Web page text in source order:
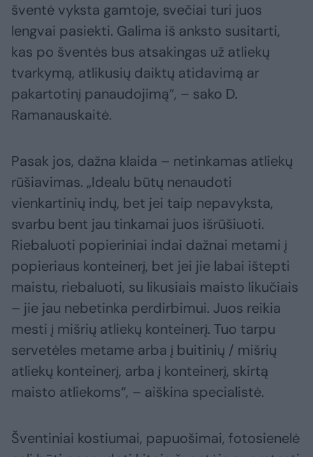
šventė vyksta gamtoje, svečiai turi juos
lengvai pasiekti. Galima iš anksto susitarti,
kas po šventės bus atsakingas už atliekų
tvarkymą, atlikusių daiktų atidavimą ar
pakartotinį panaudojimą“, – sako D.
Ramanauskaitė.
Pasak jos, dažna klaida – netinkamas atliekų
rūšiavimas. „Idealu būtų nenaudoti
vienkartinių indų, bet jei taip nepavyksta,
svarbu bent jau tinkamai juos išrūšiuoti.
Riebaluoti popieriniai indai dažnai metami į
popieriaus konteinerį, bet jei jie labai ištepti
maistu, riebaluoti, su likusiais maisto likučiais
– jie jau nebetinka perdirbimui. Juos reikia
mesti į mišrių atliekų konteinerį. Tuo tarpu
servetėles metame arba į buitinių / mišrių
atliekų konteinerį, arba į konteinerį, skirtą
maisto atliekoms“, – aiškina specialistė.
Šventiniai kostiumai, papuošimai, fotosienelė